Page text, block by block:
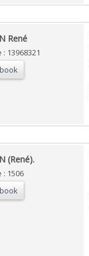
René‎
13968321
(René).‎
1506